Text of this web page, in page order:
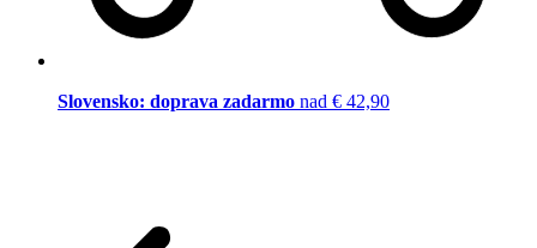
Slovensko: doprava zadarmo nad € 42,90